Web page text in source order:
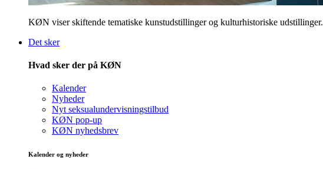
KØN viser skiftende tematiske kunstudstillinger og kulturhistoriske udstillinger.
Det sker
Hvad sker der på KØN
Kalender
Nyheder
Nyt seksualundervisningstilbud
KØN pop-up
KØN nyhedsbrev
Kalender og nyheder